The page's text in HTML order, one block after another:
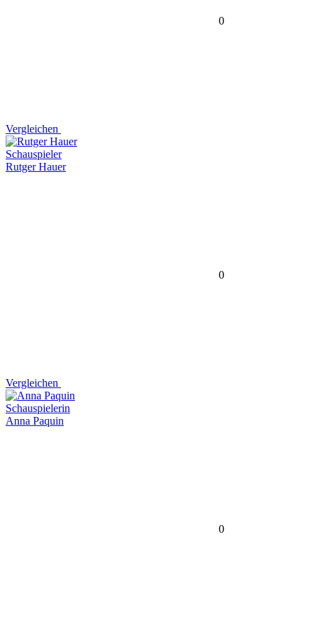
0
Vergleichen
Schauspieler
Rutger Hauer
0
Vergleichen
Schauspielerin
Anna Paquin
0